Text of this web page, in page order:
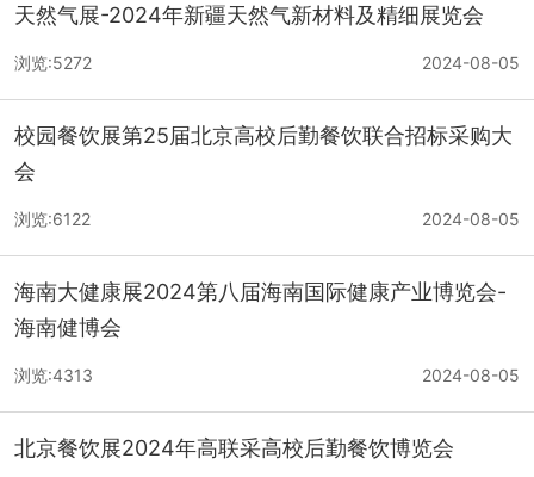
天然气展-2024年新疆天然气新材料及精细展览会
2024-08-05
浏览:5272
校园餐饮展第25届北京高校后勤餐饮联合招标采购大
会
2024-08-05
浏览:6122
海南大健康展2024第八届海南国际健康产业博览会-
海南健博会
2024-08-05
浏览:4313
北京餐饮展2024年高联采高校后勤餐饮博览会